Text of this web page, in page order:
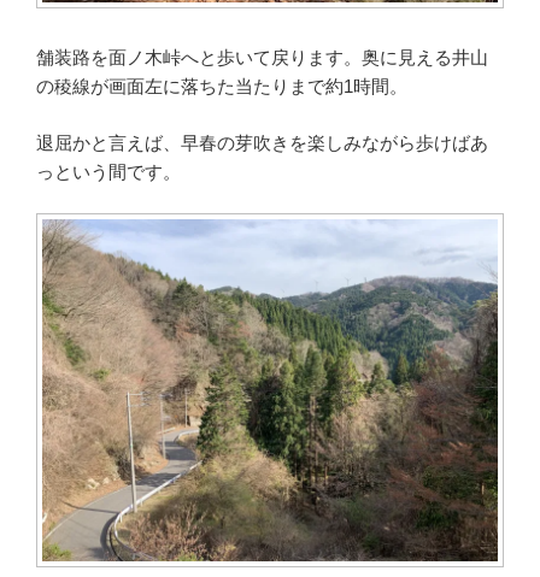
舗装路を面ノ木峠へと歩いて戻ります。奥に見える井山
の稜線が画面左に落ちた当たりまで約1時間。
退屈かと言えば、早春の芽吹きを楽しみながら歩けばあ
っという間です。